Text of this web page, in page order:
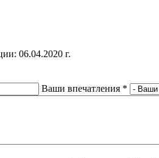
06.04.2020 г.
Ваши впечатления *